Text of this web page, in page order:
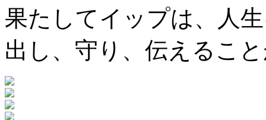
果たしてイップは、人
出し、守り、伝えるこ